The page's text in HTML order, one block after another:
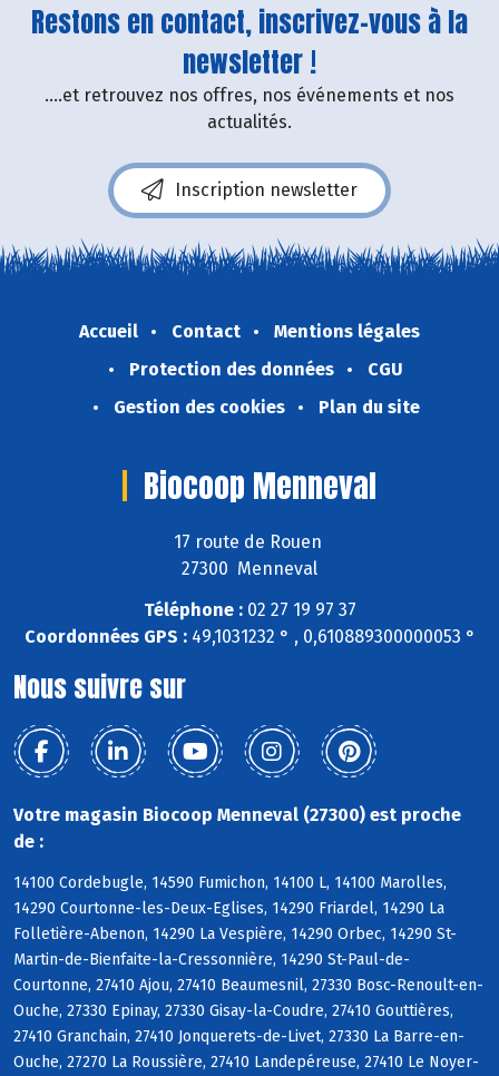
Restons en contact, inscrivez-vous à la
newsletter !
....et retrouvez nos offres, nos événements et nos
actualités.
Inscription newsletter
Accueil Contact
Mentions légales
Protection des données
CGU
Gestion des cookies
Plan du site
Biocoop Menneval
17 route de Rouen
27300 Menneval
Téléphone :02 27 19 97 37
Coordonnées GPS :49,1031232 ° , 0,610889300000053 °
Nous suivre sur
Votre magasin Biocoop Menneval (27300) est proche
de :
14100 Cordebugle, 14590 Fumichon, 14100 L, 14100 Marolles,
14290 Courtonne-les-Deux-Eglises, 14290 Friardel, 14290 La
Folletière-Abenon, 14290 La Vespière, 14290 Orbec, 14290 St-
Martin-de-Bienfaite-la-Cressonnière, 14290 St-Paul-de-
Courtonne, 27410 Ajou, 27410 Beaumesnil, 27330 Bosc-Renoult-en-
Ouche, 27330 Epinay, 27330 Gisay-la-Coudre, 27410 Gouttières,
27410 Granchain, 27410 Jonquerets-de-Livet, 27330 La Barre-en-
Ouche, 27270 La Roussière, 27410 Landepéreuse, 27410 Le Noyer-